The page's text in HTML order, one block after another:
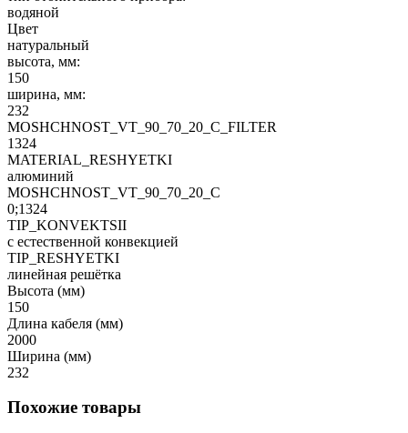
водяной
Цвет
натуральный
высота, мм:
150
ширина, мм:
232
MOSHCHNOST_VT_90_70_20_C_FILTER
1324
MATERIAL_RESHYETKI
алюминий
MOSHCHNOST_VT_90_70_20_C
0;1324
TIP_KONVEKTSII
с естественной конвекцией
TIP_RESHYETKI
линейная решётка
Высота (мм)
150
Длина кабеля (мм)
2000
Ширина (мм)
232
Похожие товары